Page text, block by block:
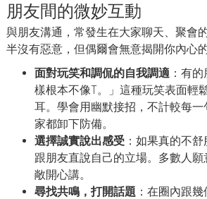
朋友間的微妙互動
與朋友溝通，常發生在大家聊天、聚會
半沒有惡意，但偶爾會無意揭開你內心的
面對玩笑和調侃的自我調適 ：有
樣根本不像T。」這種玩笑表面輕
耳。學會用幽默接招，不計較每
家都卸下防備。
選擇誠實說出感受 ：如果真的不
跟朋友直說自己的立場。多數人
敞開心講。
尋找共鳴，打開話題 ：在圈內跟